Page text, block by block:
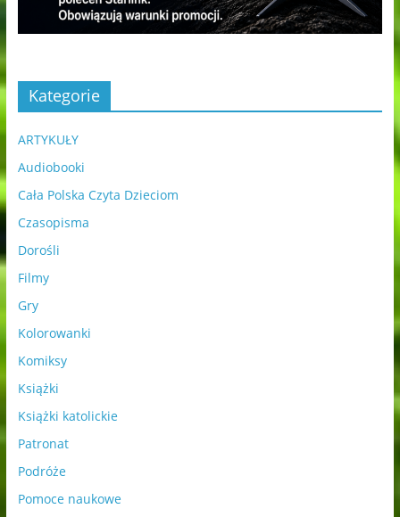
Kategorie
ARTYKUŁY
Audiobooki
Cała Polska Czyta Dzieciom
Czasopisma
Dorośli
Filmy
Gry
Kolorowanki
Komiksy
Książki
Książki katolickie
Patronat
Podróże
Pomoce naukowe